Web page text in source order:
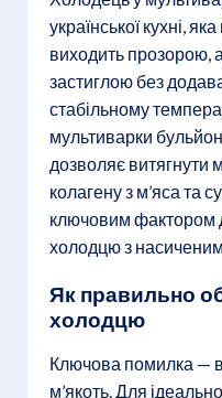
української кухні,
виходить прозорою,
застиглою без
стабільному
мультиварки
дозволяє витягнути
колагену з м’яса та
ключовим фактором
холодцю з
Як правильно
холодцю
Ключова помилка —
м’якоть. Для